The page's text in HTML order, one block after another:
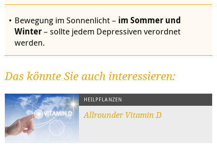
Bewegung im Sonnenlicht – im Sommer und
Winter– sollte jedem Depressiven verordnet
werden.
Das könnte Sie auch interessieren:
HEILPFLANZEN
Allrounder Vitamin D